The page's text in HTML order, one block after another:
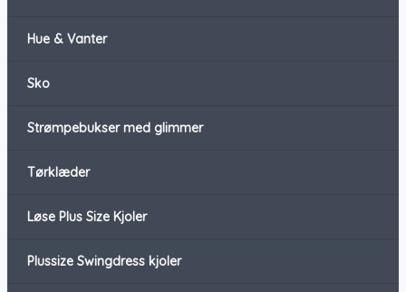
Hue & Vanter
Sko
Strømpebukser med glimmer
Tørklæder
Løse Plus Size Kjoler
Plussize Swingdress kjoler